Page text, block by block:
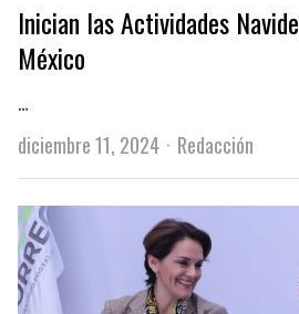
Inician las Actividades
México
…
diciembre 11, 2024
Author
Redacción